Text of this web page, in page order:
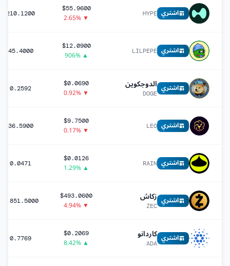
اشتري HYPE
$55.9600
▼ 2.65%
210.1200
اشتري LILPEPE
$12.0900
▲ 906%
45.4000
اشتري الدوجكوين
DOGE
$0.0690
▼ 0.92%
0.2592
اشتري LEO
$9.7500
▼ 0.17%
36.5900
اشتري RAIN
$0.0126
▲ 1.29%
0.0471
اشتري زكاش
ZEC
$493.0600
▼ 4.94%
1,851.5000
اشتري كاردانو
ADA
$0.2069
▲ 8.42%
0.7769